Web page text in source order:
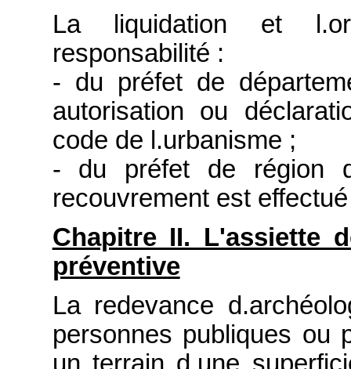
La liquidation et
responsabilité :
- du préfet de
autorisation ou
code de l.urbanisme ;
- du préfet de région
recouvrement est
Chapitre II. L'assiette
préventive
La redevance
personnes publiques ou